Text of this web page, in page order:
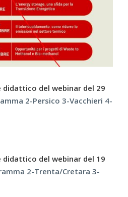
didattico del webinar del 29
2-Persico 3-Vacchieri 4-
didattico del webinar del 19
2-Trenta/Cretara 3-